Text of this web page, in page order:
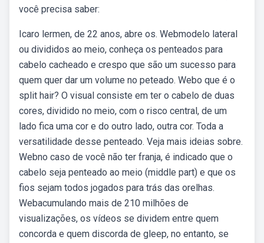
você precisa saber:
Icaro lermen, de 22 anos, abre os. Webmodelo lateral
ou divididos ao meio, conheça os penteados para
cabelo cacheado e crespo que são um sucesso para
quem quer dar um volume no peteado. Webo que é o
split hair? O visual consiste em ter o cabelo de duas
cores, dividido no meio, com o risco central, de um
lado fica uma cor e do outro lado, outra cor. Toda a
versatilidade desse penteado. Veja mais ideias sobre.
Webno caso de você não ter franja, é indicado que o
cabelo seja penteado ao meio (middle part) e que os
fios sejam todos jogados para trás das orelhas.
Webacumulando mais de 210 milhões de
visualizações, os vídeos se dividem entre quem
concorda e quem discorda de gleep, no entanto, se